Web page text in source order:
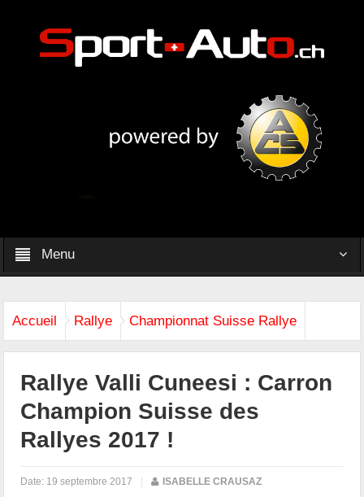
Menu
Accueil Rallye Championnat Suisse Rallye
Rallye Valli Cuneesi : Carron
Champion Suisse des
Rallyes 2017 !
Date: 19 septembre 2017 | ISABELLE CRAUSAZ